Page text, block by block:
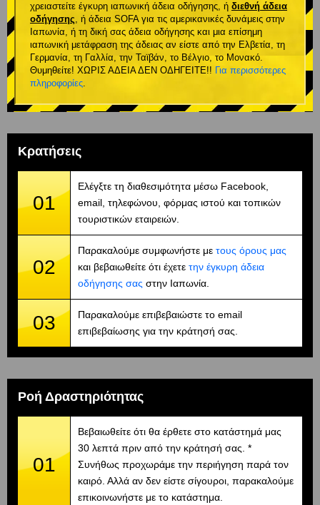
χρειαστείτε έγκυρη ιαπωνική άδεια οδήγησης, ή διεθνή άδεια
οδήγησης, ή άδεια SOFA για τις αμερικανικές δυνάμεις στην
Ιαπωνία, ή τη δική σας άδεια οδήγησης και μια επίσημη
ιαπωνική μετάφραση της άδειας αν είστε από την Ελβετία, τη
Γερμανία, τη Γαλλία, την Ταϊβάν, το Βέλγιο, το Μονακό.
Θυμηθείτε! ΧΩΡΙΣ ΑΔΕΙΑ ΔΕΝ ΟΔΗΓΕΙΤΕ!! Για περισσότερες
πληροφορίες.
Κρατήσεις
01
Ελέγξτε τη διαθεσιμότητα μέσω Facebook,
email, τηλεφώνου, φόρμας ιστού και τοπικών
τουριστικών εταιρειών.
02
Παρακαλούμε συμφωνήστε με τους όρους μας
και βεβαιωθείτε ότι έχετε την έγκυρη άδεια
οδήγησης σας στην Ιαπωνία.
03
Παρακαλούμε επιβεβαιώστε το email
επιβεβαίωσης για την κράτησή σας.
Ροή Δραστηριότητας
01
Βεβαιωθείτε ότι θα έρθετε στο κατάστημά μας
30 λεπτά πριν από την κράτησή σας. *
Συνήθως προχωράμε την περιήγηση παρά τον
καιρό. Αλλά αν δεν είστε σίγουροι, παρακαλούμε
επικοινωνήστε με το κατάστημα.